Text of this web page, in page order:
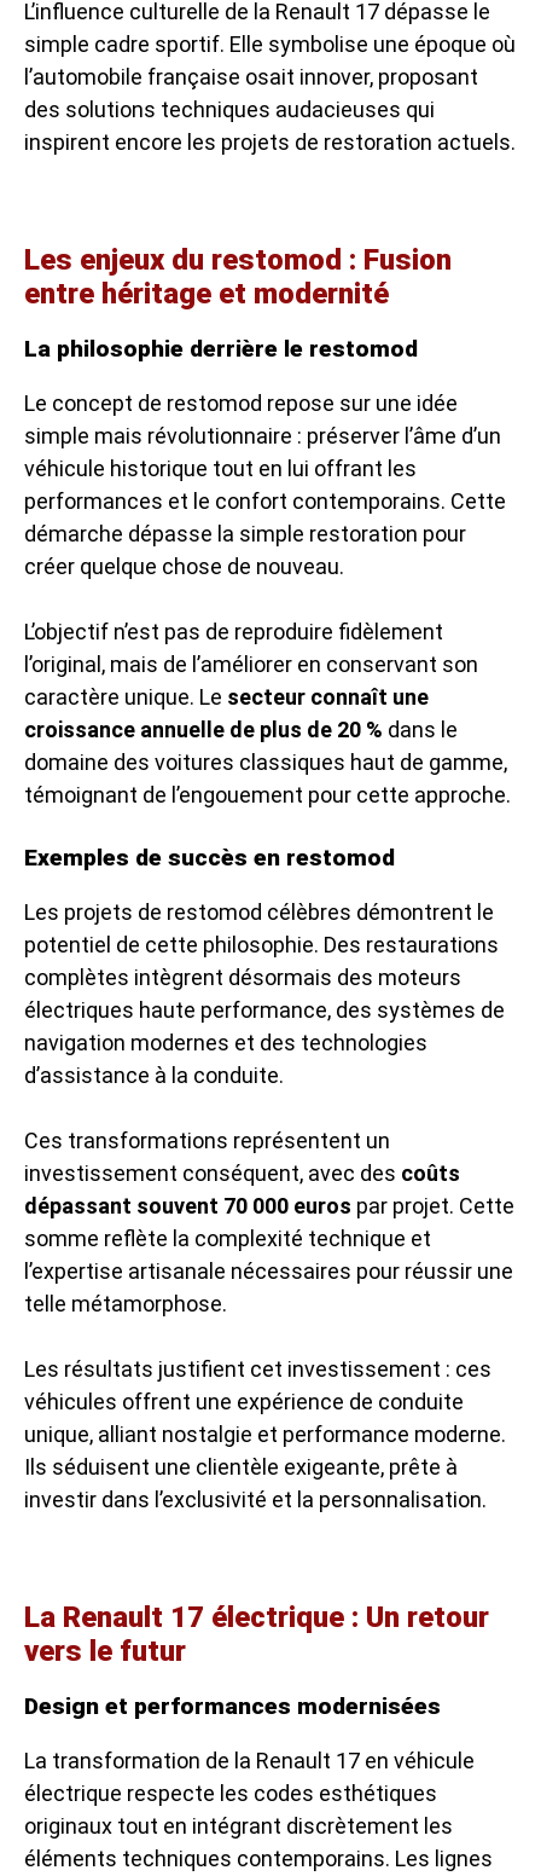
L’influence culturelle de la Renault 17 dépasse le
simple cadre sportif. Elle symbolise une époque où
l’automobile française osait innover, proposant
des solutions techniques audacieuses qui
inspirent encore les projets de restoration actuels.
Les enjeux du restomod : Fusion
entre héritage et modernité
La philosophie derrière le restomod
Le concept de restomod repose sur une idée
simple mais révolutionnaire : préserver l’âme d’un
véhicule historique tout en lui offrant les
performances et le confort contemporains. Cette
démarche dépasse la simple restoration pour
créer quelque chose de nouveau.
L’objectif n’est pas de reproduire fidèlement
l’original, mais de l’améliorer en conservant son
caractère unique. Le secteur connaît une
croissance annuelle de plus de 20 % dans le
domaine des voitures classiques haut de gamme,
témoignant de l’engouement pour cette approche.
Exemples de succès en restomod
Les projets de restomod célèbres démontrent le
potentiel de cette philosophie. Des restaurations
complètes intègrent désormais des moteurs
électriques haute performance, des systèmes de
navigation modernes et des technologies
d’assistance à la conduite.
Ces transformations représentent un
investissement conséquent, avec des coûts
dépassant souvent 70 000 euros par projet. Cette
somme reflète la complexité technique et
l’expertise artisanale nécessaires pour réussir une
telle métamorphose.
Les résultats justifient cet investissement : ces
véhicules offrent une expérience de conduite
unique, alliant nostalgie et performance moderne.
Ils séduisent une clientèle exigeante, prête à
investir dans l’exclusivité et la personnalisation.
La Renault 17 électrique : Un retour
vers le futur
Design et performances modernisées
La transformation de la Renault 17 en véhicule
électrique respecte les codes esthétiques
originaux tout en intégrant discrètement les
éléments techniques contemporains. Les lignes